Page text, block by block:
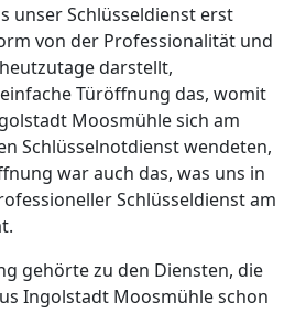
unser Schlüsseldienst erst
von der Professionalität und
darstellt,
Türöffnung das, womit
Moosmühle sich am
Schlüsselnotdienst wendeten,
war auch das, was uns in
Schlüsseldienst am
gehörte zu den Diensten, die
Ingolstadt Moosmühle schon